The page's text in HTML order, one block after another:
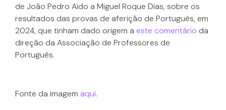
de João Pedro Aido a Miguel Roque Dias, sobre os
resultados das provas de aferição de Português, em
2024, que tinham dado origem a este comentário da
direção da Associação de Professores de
Português.
Fonte da imagem aqui.